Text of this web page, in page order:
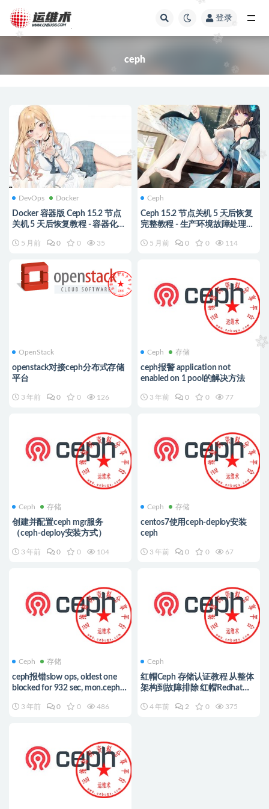
登录
ceph
DevOps Docker
Docker 容器版 Ceph 15.2 节点
关机 5 天后恢复教程 - 容器化环
5 月前 0 0 35
Ceph
Ceph 15.2 节点关机 5 天后恢复
完整教程 - 生产环境故障处理实
5 月前 0 0 114
OpenStack
openstack对接ceph分布式存储
平台
3 年前 0 0 126
Ceph 存储
ceph报警 application not
enabled on 1 pool的解决方法
3 年前 0 0 77
Ceph 存储
创建并配置ceph mgr服务
（ceph-deploy安装方式）
3 年前 0 0 104
Ceph 存储
centos7使用ceph-deploy安装
ceph
3 年前 0 0 67
Ceph 存储
ceph报错slow ops, oldest one
blocked for 932 sec, mon.ceph3
3 年前 0 0 486
Ceph
红帽Ceph 存储认证教程 从整体
架构到故障排除 红帽Redhat
资料分享
4 年前 2 0 375